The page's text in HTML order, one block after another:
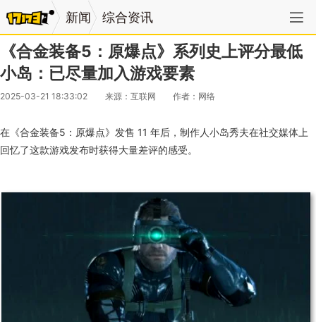
新闻 综合资讯
《合金装备5：原爆点》系列史上评分最低
小岛：已尽量加入游戏要素
2025-03-21 18:33:02 来源：互联网 作者：网络
在《合金装备5：原爆点》发售 11 年后，制作人小岛秀夫在社交媒体上
回忆了这款游戏发布时获得大量差评的感受。